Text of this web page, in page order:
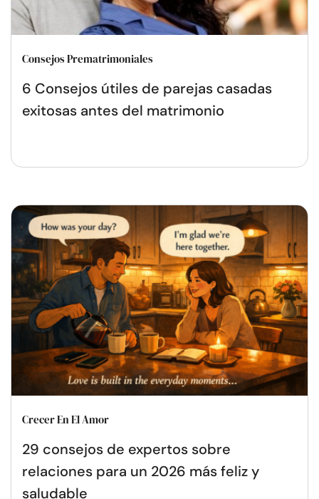
Consejos Prematrimoniales
6 Consejos útiles de parejas casadas
exitosas antes del matrimonio
Crecer En El Amor
29 consejos de expertos sobre
relaciones para un 2026 más feliz y
saludable